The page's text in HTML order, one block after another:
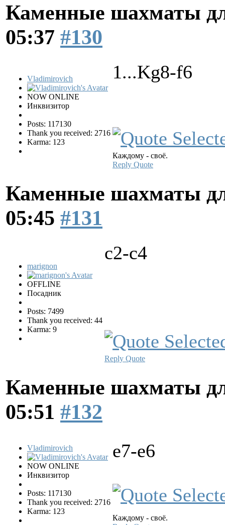
Каменные шахматы
05:37 #130
Vladimirovich
NOW ONLINE
Инквизитор
Posts: 117130
Thank you received: 2716
Karma: 123
1...Kg8-f6
Каждому - своё.
Reply Quote
Каменные шахматы
05:45 #131
marignon
OFFLINE
Посадник
Posts: 7499
Thank you received: 44
Karma: 9
c2-c4
Reply Quote
Каменные шахматы
05:51 #132
Vladimirovich
NOW ONLINE
Инквизитор
Posts: 117130
Thank you received: 2716
Karma: 123
e7-e6
Каждому - своё.